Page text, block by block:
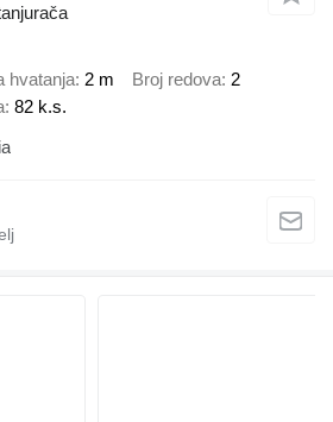
hvatanja 2 m Broj redova 2
82 k.s.